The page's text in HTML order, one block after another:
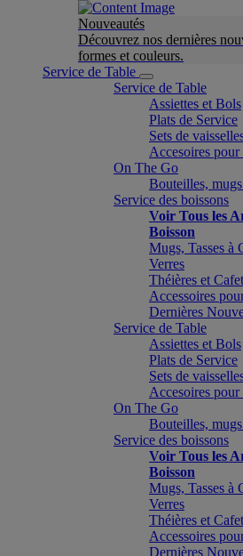
Nouveautés
Découvrez nos dernières
formes et couleurs.
Service de Table
Service de Table
Assiettes et Bols
Plats de Service
Sets de
Accesoires pour
On The Go
Bouteilles,
Service des boissons
Voir Tous les
Boisson
Mugs, Tasses à
Verres
Théières et
Accessoires
Dernières
Service de Table
Assiettes et Bols
Plats de Service
Sets de
Accesoires pour
On The Go
Bouteilles,
Service des boissons
Voir Tous les
Boisson
Mugs, Tasses à
Verres
Théières et
Accessoires
Dernières